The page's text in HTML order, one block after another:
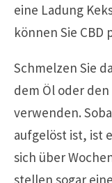
eine Ladung
können Sie
Schmelzen Sie
dem Öl oder
verwenden.
aufgelöst ist, ist
sich über
stellen sogar